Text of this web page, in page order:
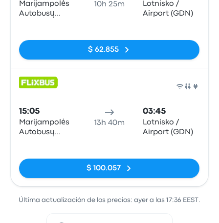
Marijampolės
Autobusų
10h 25m
Lotnisko /
Airport (GDN)
$ 62.855
15:05
Marijampolės
Autobusų
13h 40m
03:45
Lotnisko /
Airport (GDN)
$ 100.057
Última actualización de los precios: ayer a las 17:36 EEST.